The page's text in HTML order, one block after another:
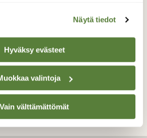
Näytä tiedot
Hyväksy evästeet
valintoja
Vain välttämättömät
Anneli Hernesaho, Kauahava
15.9.2014
LISTAAN